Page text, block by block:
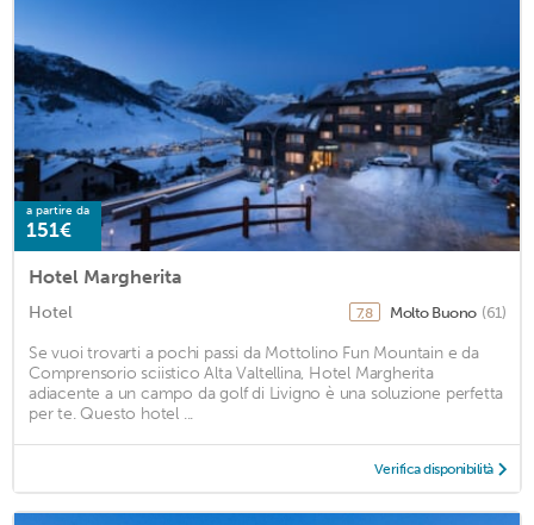
a partire da
151€
Hotel Margherita
Hotel 7,8 Molto Buono (61)
Se vuoi trovarti a pochi passi da Mottolino Fun Mountain e da
Comprensorio sciistico Alta Valtellina, Hotel Margherita
adiacente a un campo da golf di Livigno è una soluzione perfetta
per te. Questo hotel ...
Verifica disponibilità